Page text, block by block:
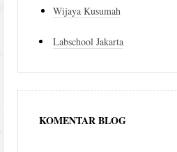
Wijaya Kusumah
Labschool Jakarta
KOMENTAR BLOG